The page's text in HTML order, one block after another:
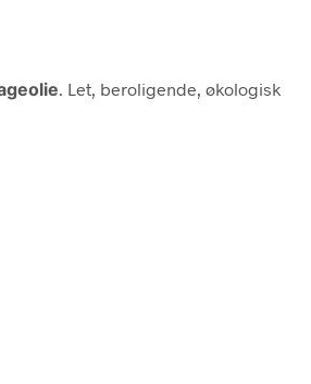
. Let, beroligende, økologisk